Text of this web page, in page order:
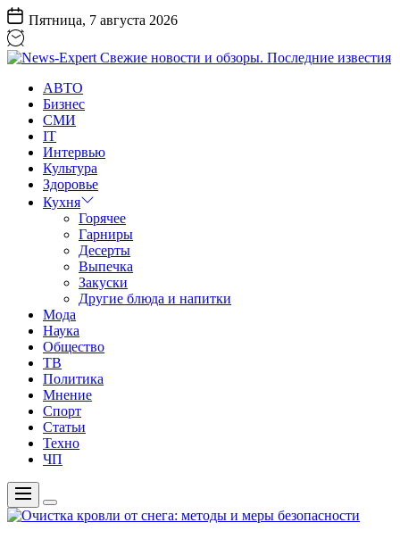
Перейти
к
содержанию
Пятница, 7 августа 2026
Expert
Свежие
новости
обзоры.
Последние
известия
АВТО
Бизнес
СМИ
IT
Интервью
Культура
Здоровье
Кухня
Горячее
Гарниры
Десерты
Выпечка
Закуски
Другие блюда и напитки
Мода
Наука
Общество
ТВ
Политика
Мнение
Спорт
Статьи
Техно
ЧП
Меню
Цвет
переключателя